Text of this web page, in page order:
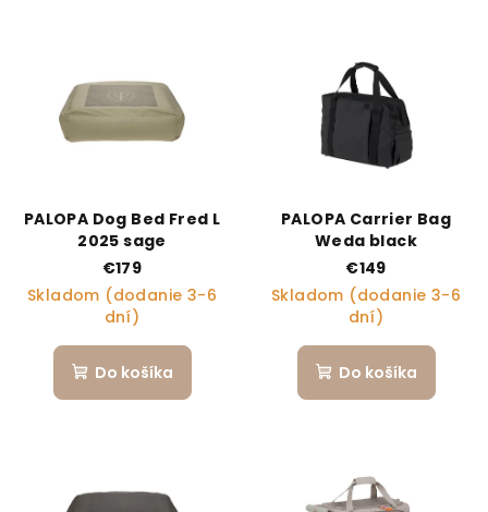
PALOPA Dog Bed Fred L
2025 sage
€179
Skladom (dodanie 3-6
dní)
Do košíka
PALOPA Carrier Bag
Weda black
€149
Skladom (dodanie 3-6
dní)
Do košíka